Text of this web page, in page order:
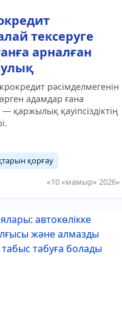
тексеруге
арналған
рәсімделмегенін
адамдар ғана
қаржылық қауіпсіздіктің
қорғау
«10 «мамыр» 2026»